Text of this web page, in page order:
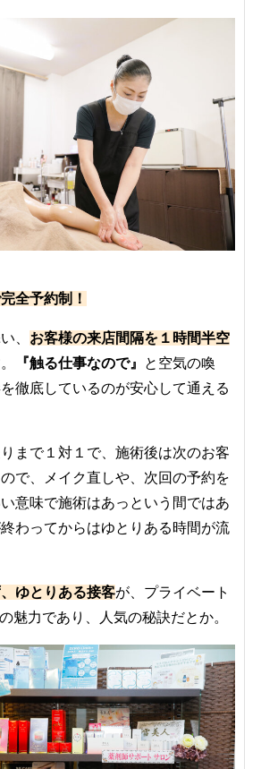
全予約制！
、 お客様の来店間隔を１時間半空
『触る仕事なので』
と空気の喚
徹底しているのが安心して通える
まで１対１で、施術後は次のお客
で、メイク直しや、次回の予約を
意味で施術はあっという間ではあ
わってからはゆとりある時間が流
ゆとりある接客が、プライベート
魅力であり、人気の秘訣だとか。